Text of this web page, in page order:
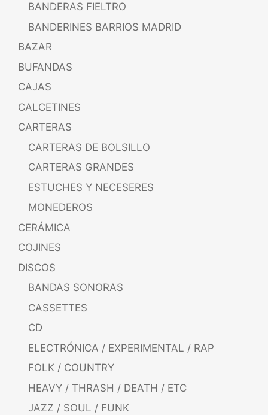
BANDERAS FIELTRO
BANDERINES BARRIOS MADRID
BAZAR
BUFANDAS
CAJAS
CALCETINES
CARTERAS
CARTERAS DE BOLSILLO
CARTERAS GRANDES
ESTUCHES Y NECESERES
MONEDEROS
CERÁMICA
COJINES
DISCOS
BANDAS SONORAS
CASSETTES
CD
ELECTRÓNICA / EXPERIMENTAL / RAP
FOLK / COUNTRY
HEAVY / THRASH / DEATH / ETC
JAZZ / SOUL / FUNK